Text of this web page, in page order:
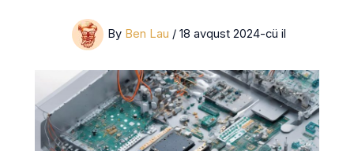
By Ben Lau / 18 avqust 2024-cü il